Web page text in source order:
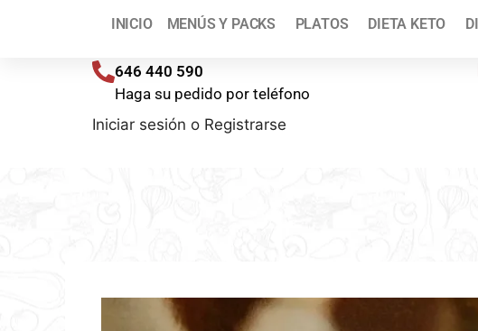
646 440 590
Haga su pedido por teléfono
Iniciar sesión o Registrarse
INICIO MENÚS Y PACKS PLATOS DIETA KETO